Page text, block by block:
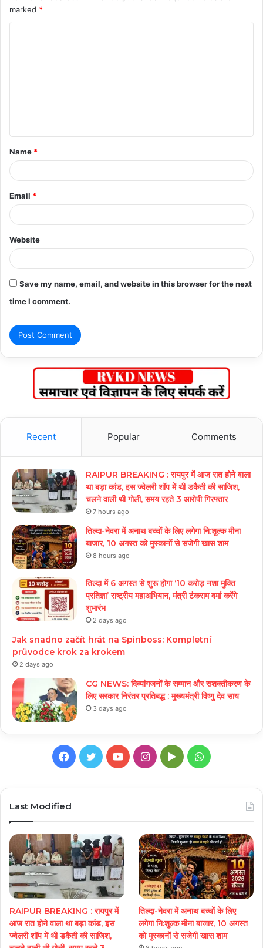
marked *
t
*
Name *
Email *
Website
Save my name, email, and website in this browser for the next
time I comment.
Recent Popular Comments
RAIPUR BREAKING : रायपुर में आज रात होने वाला
था बड़ा कांड, इस ज्वेलरी शॉप में थी डकैती की साजिश,
चलने वाली थी गोली, समय रहते 3 आरोपी गिरफ्तार
7 hours ago
तिल्दा-नेवरा में अनाथ बच्चों के लिए लगेगा नि:शुल्क मीना
बाजार, 10 अगस्त को मुस्कानों से सजेगी खास शाम
8 hours ago
तिल्दा में 6 अगस्त से शुरू होगा ‘10 करोड़ नशा मुक्ति
प्रतिज्ञा’ राष्ट्रीय महाअभियान, मंत्री टंकराम वर्मा करेंगे
शुभारंभ
2 days ago
Jak snadno začít hrát na Spinboss: Kompletní
průvodce krok za krokem
2 days ago
CG NEWS: दिव्यांगजनों के सम्मान और सशक्तीकरण के
लिए सरकार निरंतर प्रतिबद्ध : मुख्यमंत्री विष्णु देव साय
3 days ago
Facebook
TwitterYouTubeInstagram
GoogleWhatsApp
Last Modified
RAIPUR BREAKING : रायपुर में
आज रात होने वाला था बड़ा कांड, इस
ज्वेलरी शॉप में थी डकैती की साजिश,
तिल्दा-नेवरा में अनाथ बच्चों के लिए
लगेगा नि:शुल्क मीना बाजार, 10 अगस्त
को मुस्कानों से सजेगी खास शाम